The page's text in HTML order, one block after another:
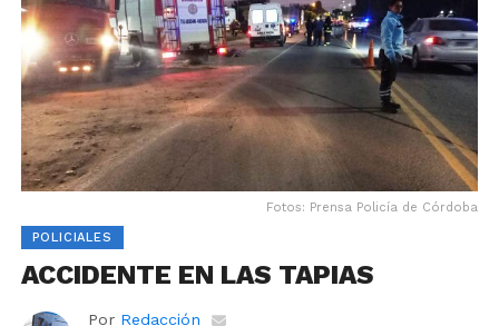
Fotos: Prensa Policía de Córdoba
POLICIALES
ACCIDENTE EN LAS TAPIAS
Por Redacción